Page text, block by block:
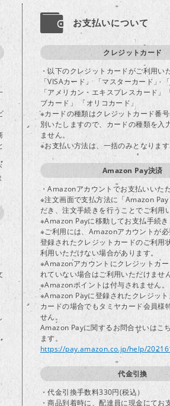
お支払いについて
クレジットカード
・以下のクレジットカードがご利用い
「VISAカード」 「マスターカード」 「
「アメリカン・エキスプレスカード」
ブカード」 「オリコカード」
※カードの種類はクレジットカード番
別いたしますので、カードの種類を入
ません。
※お支払い方法は、一括のみとなります
Amazon Pay決済
・Amazonアカウントでお支払いいた
※注文画面で支払方法に「Amazon
だき、注文手続きを行うことでご利用
※Amazon Payに移動してお支払手続き
※ご利用には、Amazonアカウントが必
登録されたクレジットカードのご利用
利用いただけない場合があります。
※Amazonアカウントにクレジットカー
れていない場合はご利用いただけません
※Amazonポイントは付与されません。
※Amazon Payに登録されたクレジッ
カードの場合でもタミヤカード会員様
せん。
Amazon Payに関するお問合せいはこ
ます。
https://pay.amazon.co.jp/help/
代金引換
・代金引換手数料330円(税込）
・商品到着時に、配達員に現金にてお